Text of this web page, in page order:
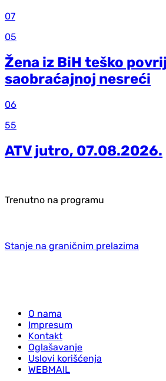
07
05
Žena iz BiH teško
saobraćajnoj nesreći
06
55
ATV jutro, 07.08.2026.
Trenutno na programu
Stanje na graničnim prelazima
O nama
Impresum
Kontakt
Oglašavanje
Uslovi korišćenja
WEBMAIL